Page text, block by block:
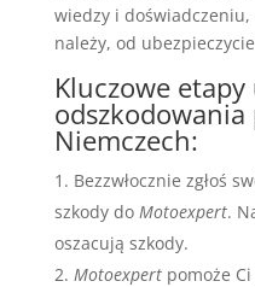
wiedzy i doświadczeniu,
należy, od
Kluczowe
Niemczech:
Bezzwłocznie zgłoś
szkody do Motoexpert.
oszacują szkody.
Motoexpertpomoże Ci